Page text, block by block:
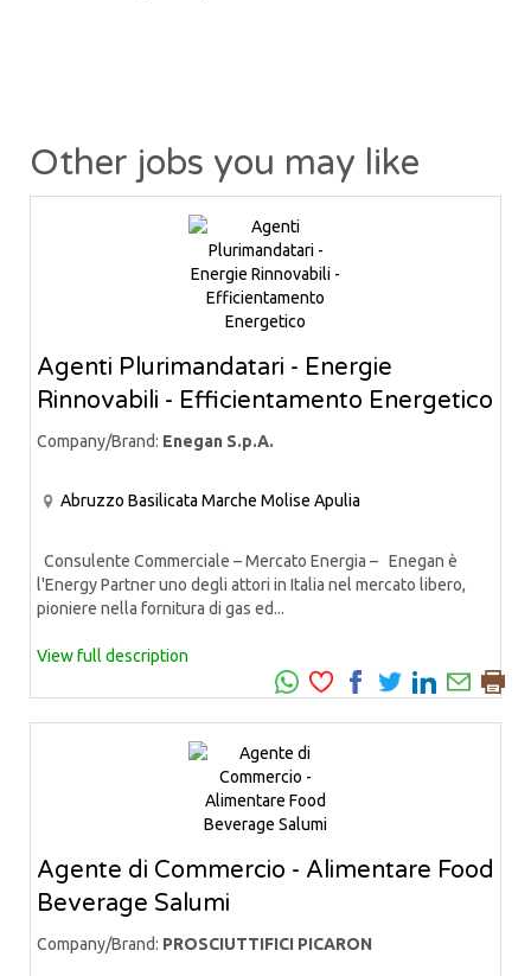
Other jobs you may like
Agenti Plurimandatari - Energie
Rinnovabili - Efficientamento Energetico
Company/Brand: Enegan S.p.A.
Abruzzo Basilicata Marche Molise Apulia
Consulente Commerciale – Mercato Energia – Enegan è
l'Energy Partner uno degli attori in Italia nel mercato libero,
pioniere nella fornitura di gas ed...
View full description
Agente di Commercio - Alimentare Food
Beverage Salumi
Company/Brand: PROSCIUTTIFICI PICARON